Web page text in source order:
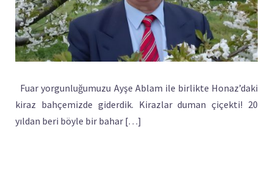
Fuar yorgunluğumuzu Ayşe Ablam ile birlikte Honaz’daki
kiraz bahçemizde giderdik. Kirazlar duman çiçekti! 20
yıldan beri böyle bir bahar […]